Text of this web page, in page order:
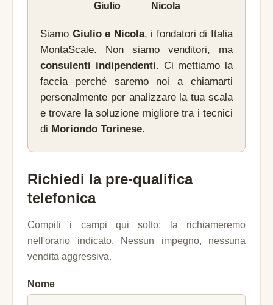
Giulio Nicola
Siamo Giulio e Nicola, i fondatori di Italia
MontaScale. Non siamo venditori, ma
consulenti indipendenti. Ci mettiamo la
faccia perché saremo noi a chiamarti
personalmente per analizzare la tua scala
e trovare la soluzione migliore tra i tecnici
di Moriondo Torinese.
Richiedi la pre-qualifica
telefonica
Compili i campi qui sotto: la richiameremo
nell'orario indicato. Nessun impegno, nessuna
vendita aggressiva.
Nome